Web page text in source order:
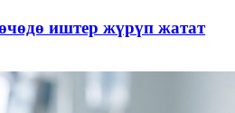
иштер жүрүп жатат